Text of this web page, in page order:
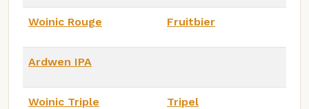
Woinic Rouge Fruitbier
Ardwen IPA
Woinic Triple Tripel